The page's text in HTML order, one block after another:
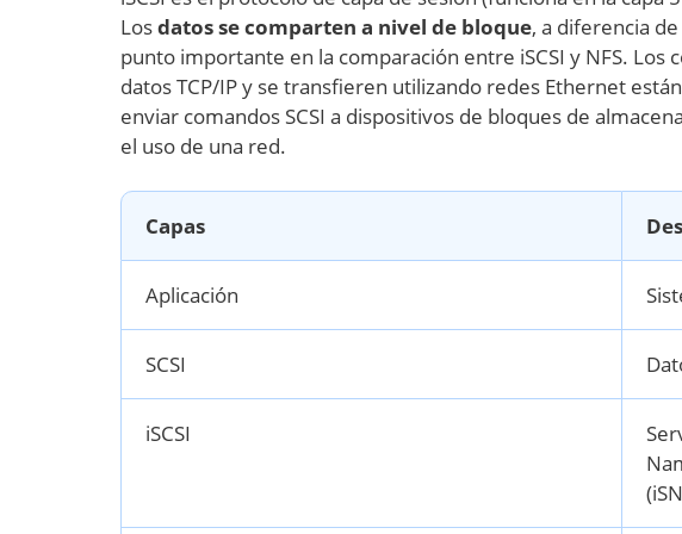
Losdatos se comparten a nivel de bloque, a diferencia
punto importante en la comparación entre iSCSI y NFS. Los
datos TCP/IP y se transfieren utilizando redes Ethernet
enviar comandos SCSI a dispositivos de bloques de
el uso de una red.
Capas
Aplicación
SCSI
iSCSI